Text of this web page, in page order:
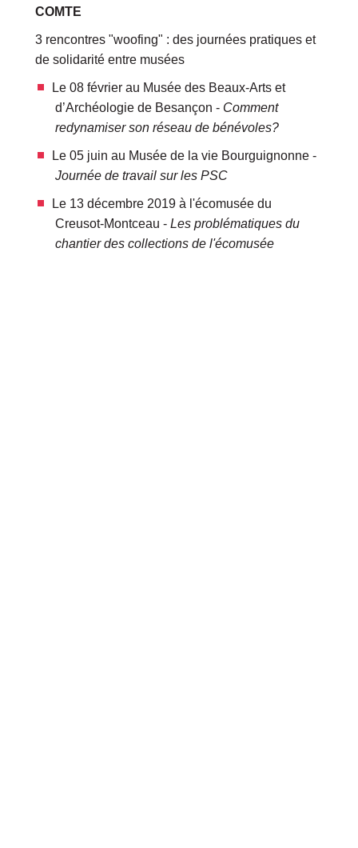
COMTE
3 rencontres "woofing" : des journées pratiques et
de solidarité entre musées
Le 08 février au Musée des Beaux-Arts et
d’Archéologie de Besançon - Comment
redynamiser son réseau de bénévoles?
Le 05 juin au Musée de la vie Bourguignonne -
Journée de travail sur les PSC
Le 13 décembre 2019 à l'écomusée du
Creusot-Montceau - Les problématiques du
chantier des collections de l'écomusée